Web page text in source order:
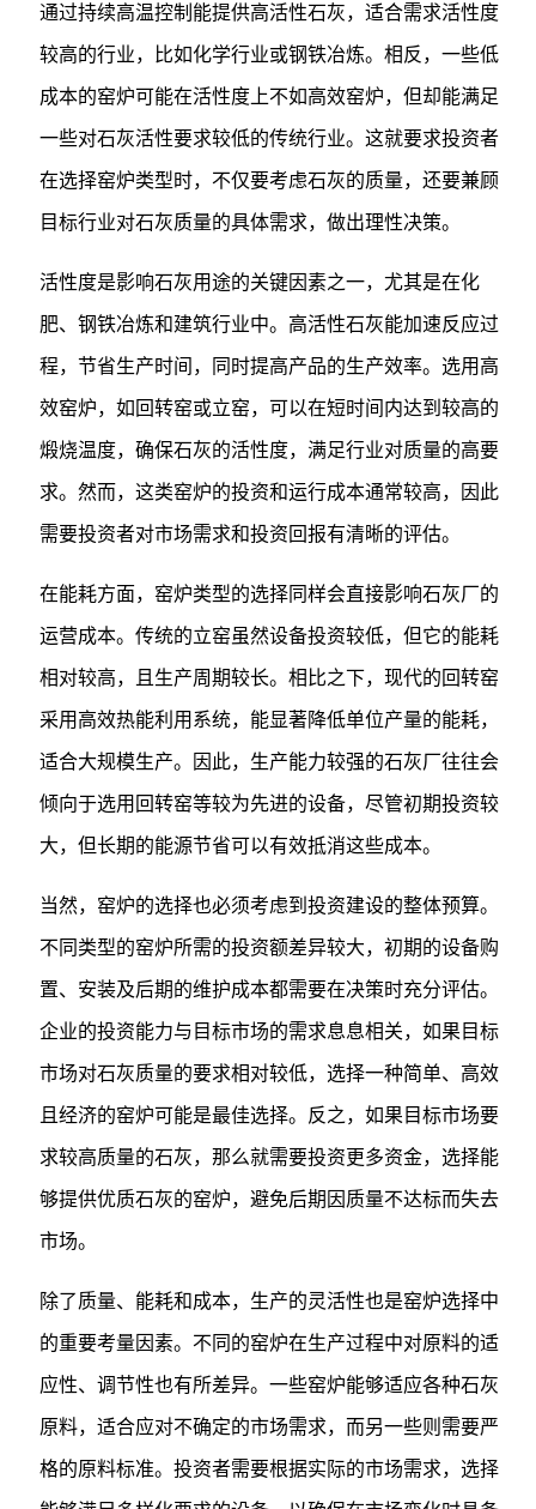
通过持续高温控制能提供高活性石灰，适合需求活性度
较高的行业，比如化学行业或钢铁冶炼。相反，一些低
成本的窑炉可能在活性度上不如高效窑炉，但却能满足
一些对石灰活性要求较低的传统行业。这就要求投资者
在选择窑炉类型时，不仅要考虑石灰的质量，还要兼顾
目标行业对石灰质量的具体需求，做出理性决策。
活性度是影响石灰用途的关键因素之一，尤其是在化
肥、钢铁冶炼和建筑行业中。高活性石灰能加速反应过
程，节省生产时间，同时提高产品的生产效率。选用高
效窑炉，如回转窑或立窑，可以在短时间内达到较高的
煅烧温度，确保石灰的活性度，满足行业对质量的高要
求。然而，这类窑炉的投资和运行成本通常较高，因此
需要投资者对市场需求和投资回报有清晰的评估。
在能耗方面，窑炉类型的选择同样会直接影响石灰厂的
运营成本。传统的立窑虽然设备投资较低，但它的能耗
相对较高，且生产周期较长。相比之下，现代的回转窑
采用高效热能利用系统，能显著降低单位产量的能耗，
适合大规模生产。因此，生产能力较强的石灰厂往往会
倾向于选用回转窑等较为先进的设备，尽管初期投资较
大，但长期的能源节省可以有效抵消这些成本。
当然，窑炉的选择也必须考虑到投资建设的整体预算。
不同类型的窑炉所需的投资额差异较大，初期的设备购
置、安装及后期的维护成本都需要在决策时充分评估。
企业的投资能力与目标市场的需求息息相关，如果目标
市场对石灰质量的要求相对较低，选择一种简单、高效
且经济的窑炉可能是最佳选择。反之，如果目标市场要
求较高质量的石灰，那么就需要投资更多资金，选择能
够提供优质石灰的窑炉，避免后期因质量不达标而失去
市场。
除了质量、能耗和成本，生产的灵活性也是窑炉选择中
的重要考量因素。不同的窑炉在生产过程中对原料的适
应性、调节性也有所差异。一些窑炉能够适应各种石灰
原料，适合应对不确定的市场需求，而另一些则需要严
格的原料标准。投资者需要根据实际的市场需求，选择